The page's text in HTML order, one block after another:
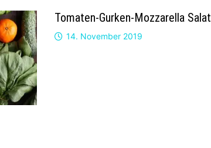
Tomaten-Gurken-Mozzarella Salat
14. November 2019